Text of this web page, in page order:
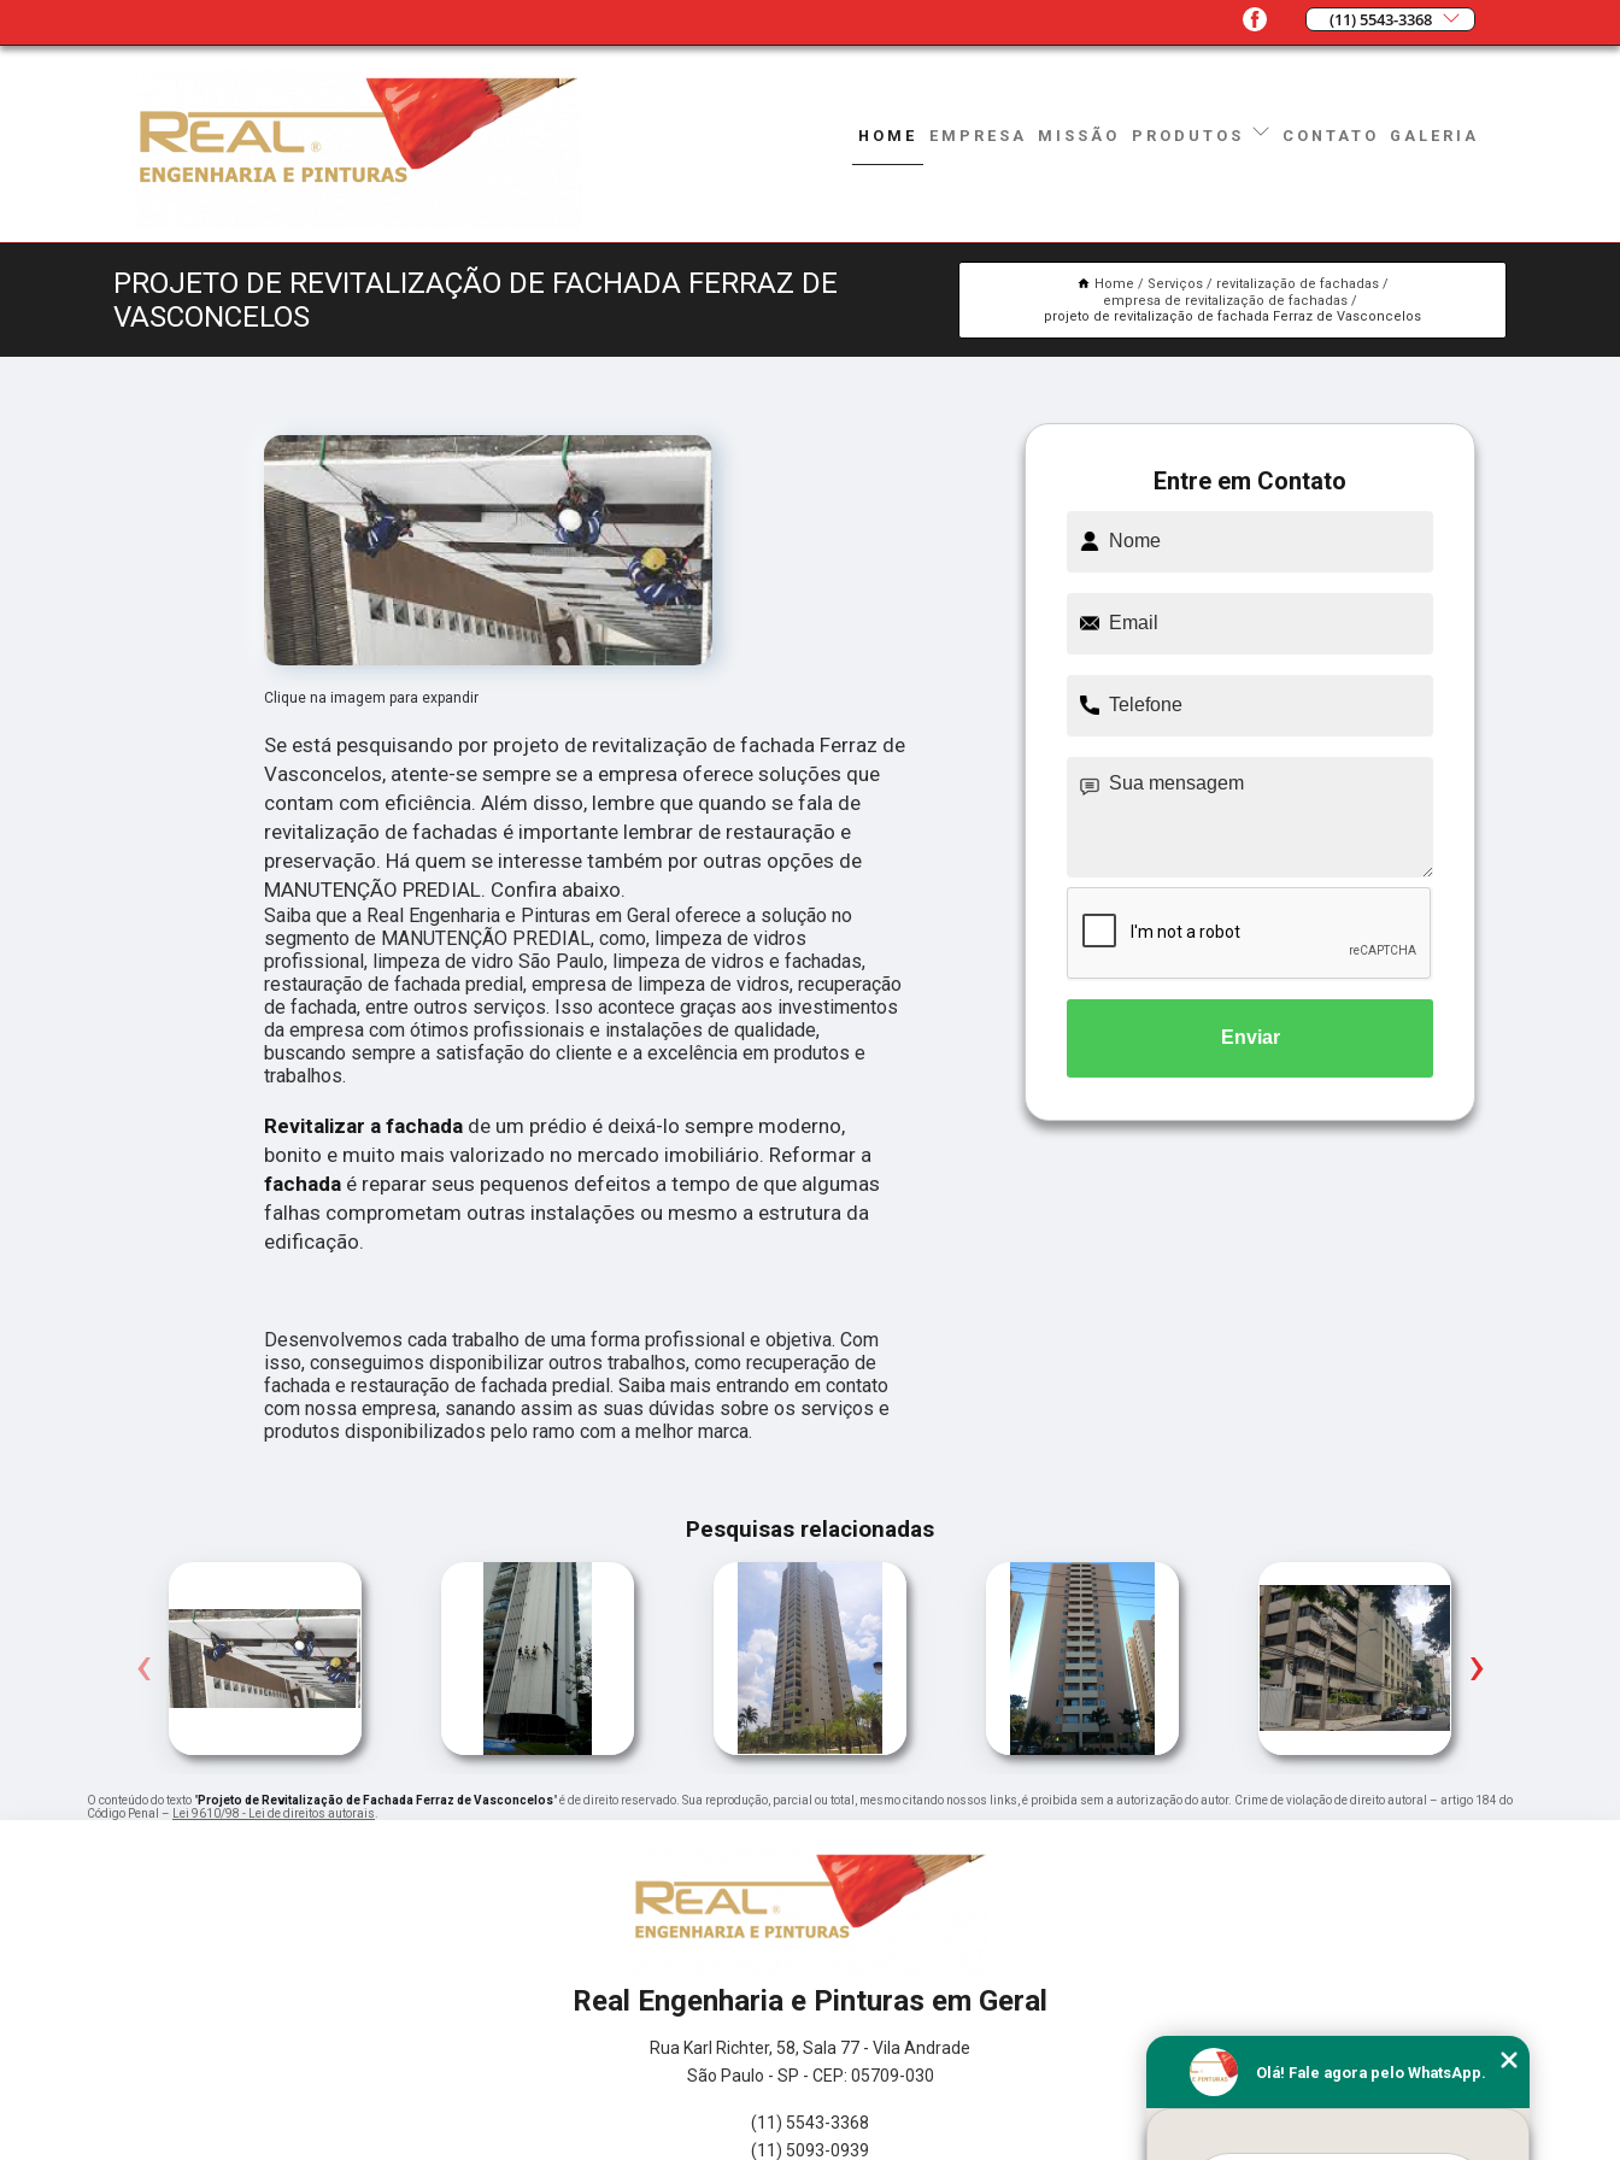
(11) 5543-3368
HOME EMPRESA MISSÃO PRODUTOS CONTATO GALERIA
PROJETO DE REVITALIZAÇÃO DE FACHADA FERRAZ DE
VASCONCELOS
Home Serviços
revitalização de fachadas
empresa de revitalização de fachadas
projeto de revitalização de fachada Ferraz de Vasconcelos
Clique na imagem para expandir
Se está pesquisando por projeto de revitalização de fachada Ferraz de
Vasconcelos, atente-se sempre se a empresa oferece soluções que
contam com eficiência. Além disso, lembre que quando se fala de
revitalização de fachadas é importante lembrar de restauração e
preservação. Há quem se interesse também por outras opções de
MANUTENÇÃO PREDIAL. Confira abaixo.
Saiba que a Real Engenharia e Pinturas em Geral oferece a solução no
segmento de MANUTENÇÃO PREDIAL, como, limpeza de vidros
profissional, limpeza de vidro São Paulo, limpeza de vidros e fachadas,
restauração de fachada predial, empresa de limpeza de vidros, recuperação
de fachada, entre outros serviços. Isso acontece graças aos investimentos
da empresa com ótimos profissionais e instalações de qualidade,
buscando sempre a satisfação do cliente e a excelência em produtos e
trabalhos.
Revitalizar a fachada de um prédio é deixá-lo sempre moderno,
bonito e muito mais valorizado no mercado imobiliário. Reformar a
fachada é reparar seus pequenos defeitos a tempo de que algumas
falhas comprometam outras instalações ou mesmo a estrutura da
edificação.
Desenvolvemos cada trabalho de uma forma profissional e objetiva. Com
isso, conseguimos disponibilizar outros trabalhos, como recuperação de
fachada e restauração de fachada predial. Saiba mais entrando em contato
com nossa empresa, sanando assim as suas dúvidas sobre os serviços e
produtos disponibilizados pelo ramo com a melhor marca.
Entre em Contato
Enviar
Pesquisas relacionadas
‹ ›
O conteúdo do texto "Projeto de Revitalização de Fachada Ferraz de Vasconcelos" é de direito reservado. Sua reprodução, parcial ou total, mesmo citando nossos links, é proibida sem a autorização do autor. Crime de violação de direito autoral – artigo 184 do
Código Penal – Lei 9610/98 - Lei de direitos autorais.
Real Engenharia e Pinturas em Geral
Rua Karl Richter, 58, Sala 77 - Vila Andrade
São Paulo - SP - CEP: 05709-030
(11) 5543-3368
(11) 5093-0939
Olá! Fale agora pelo WhatsApp.